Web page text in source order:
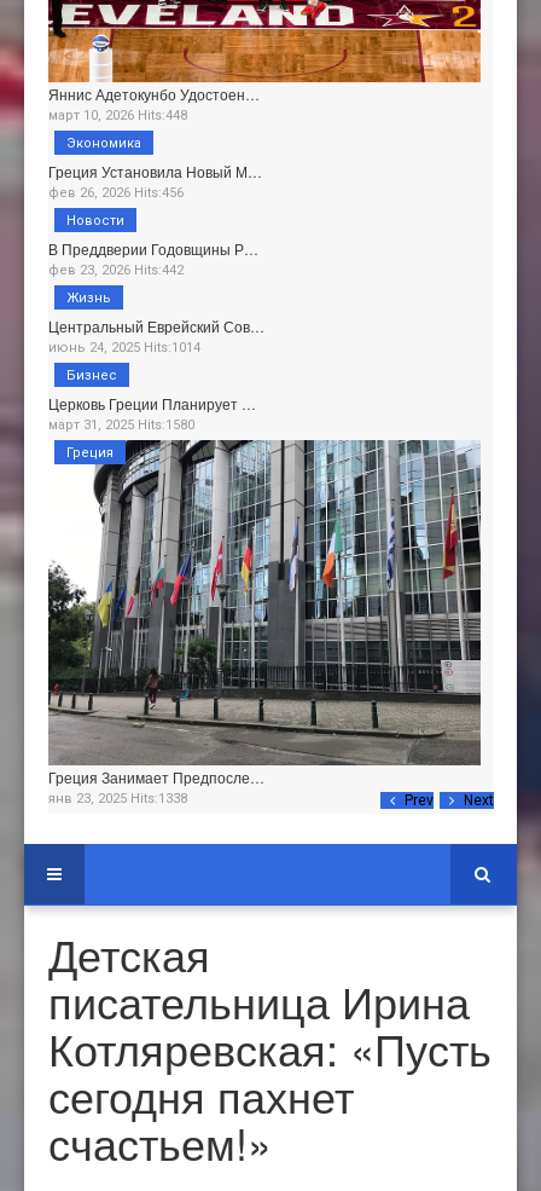
Prev Next
Яннис Адетокунбо Удостоен…
март 10, 2026 Hits:448
Греция Установила Новый М…
фев 26, 2026 Hits:456
Экономика
В Преддверии Годовщины Р…
фев 23, 2026 Hits:442
Новости
Центральный Еврейский Сов…
июнь 24, 2025 Hits:1014
Жизнь
Церковь Греции Планирует …
март 31, 2025 Hits:1580
Бизнес
Греция Занимает Предпосле…
янв 23, 2025 Hits:1338
Греция
Детская
писательница Ирина
Котляревская: «Пусть
сегодня пахнет
счастьем!»